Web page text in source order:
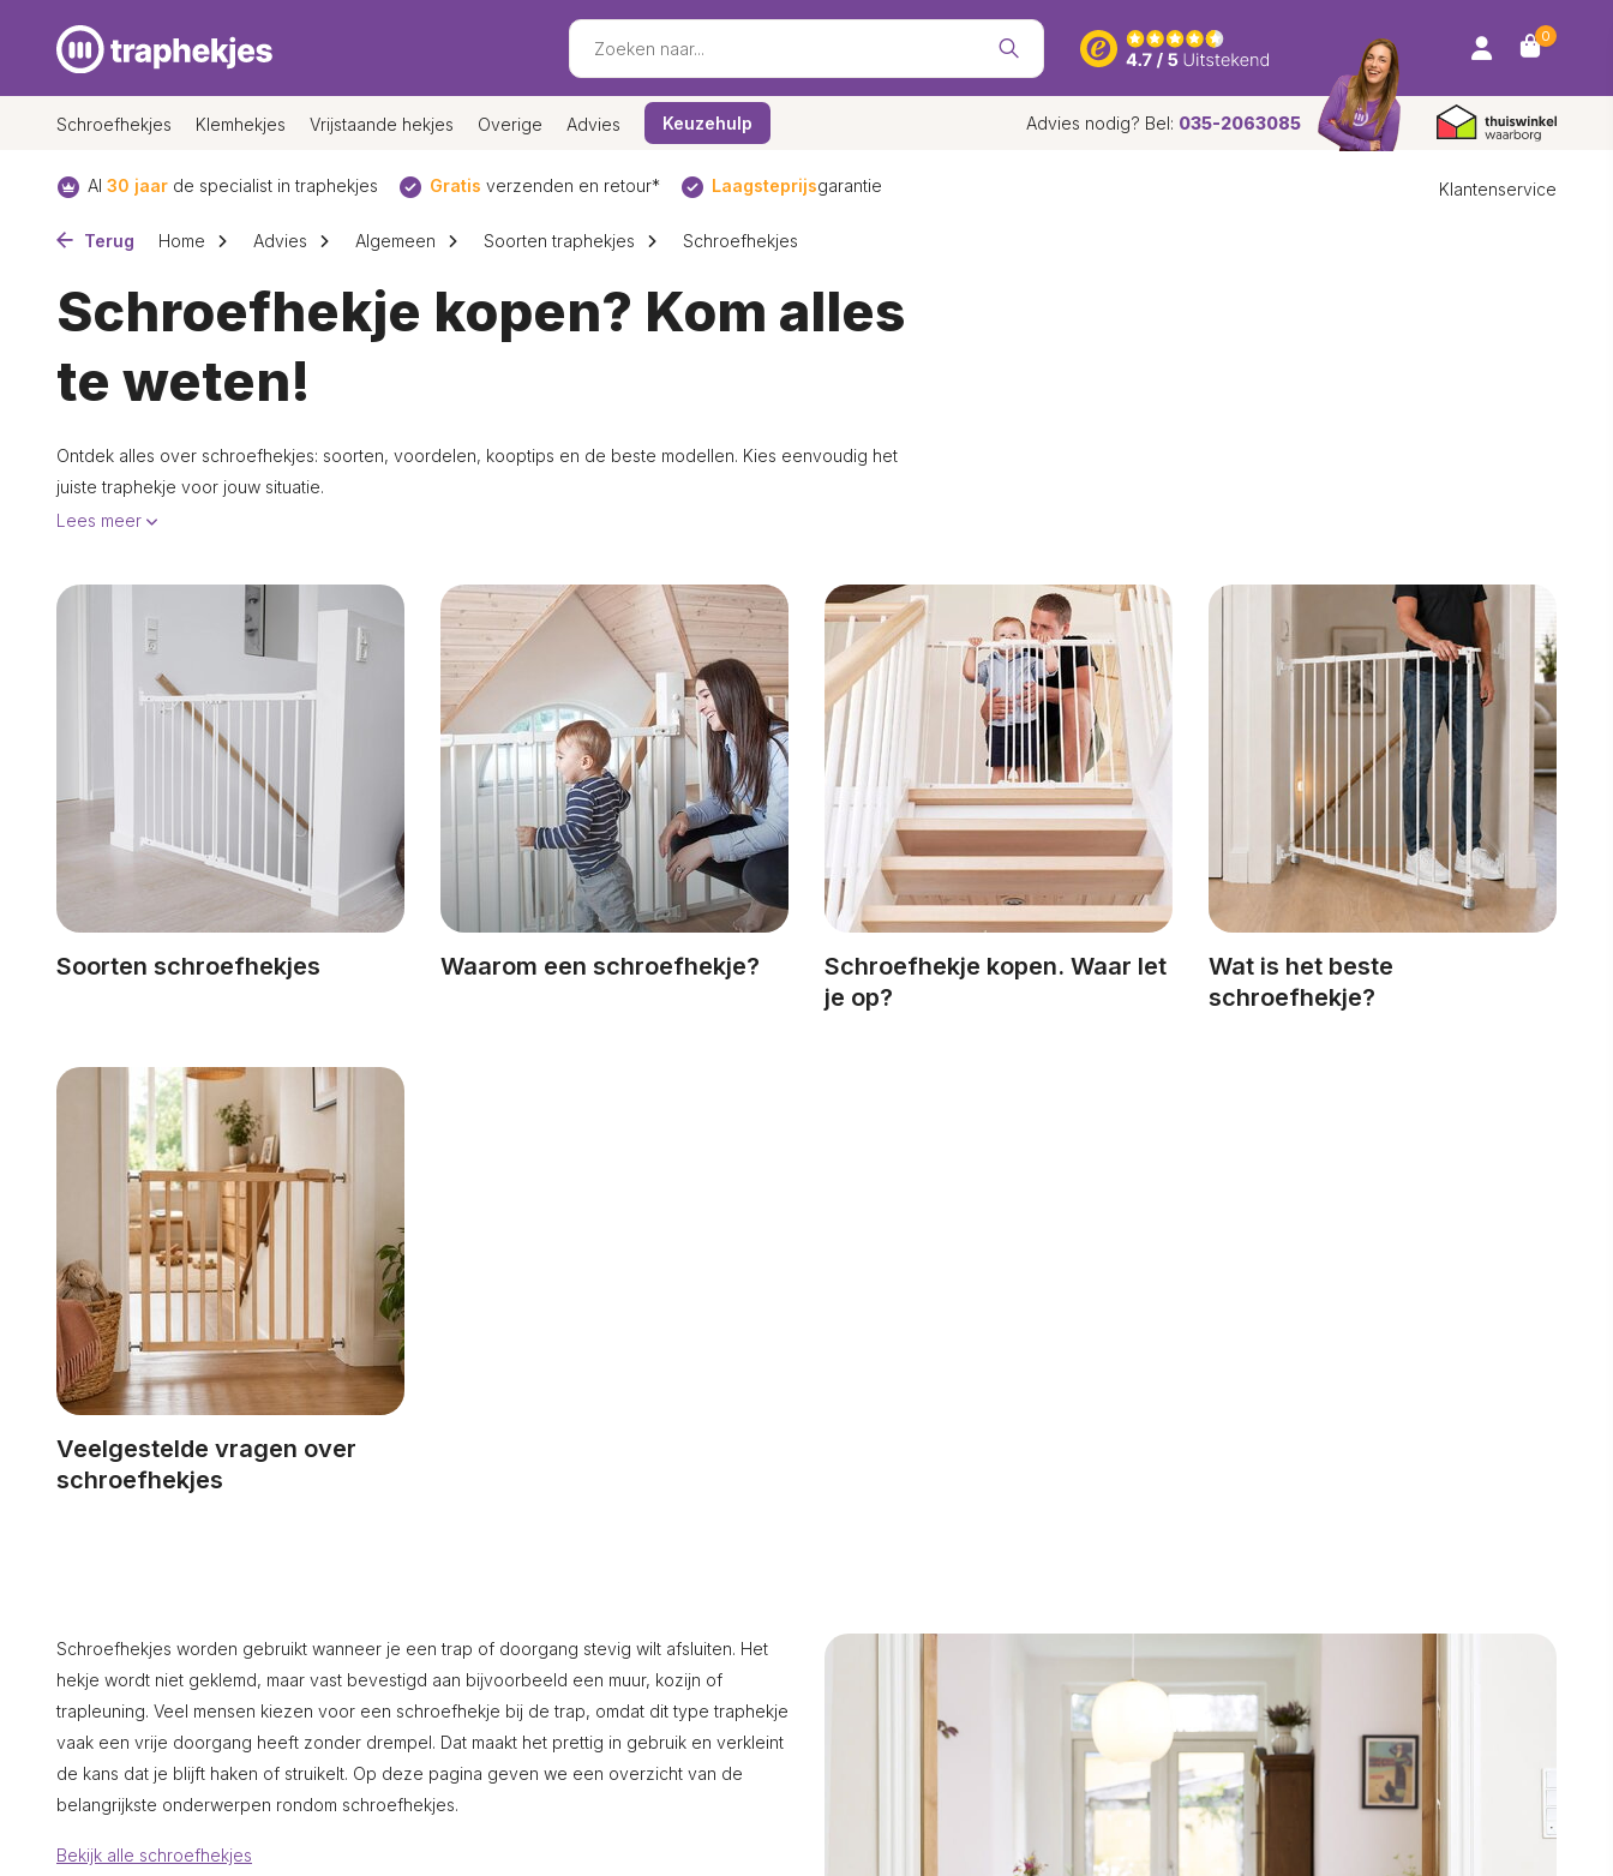
0
Schroefhekjes Klemhekjes Vrijstaande hekjes Overige Advies Keuzehulp Advies nodig? Bel: 035-2063085
Al 30 jaar de specialist in traphekjes Gratis verzenden en retour* Laagsteprijsgarantie Klantenservice
Terug Home Advies Algemeen Soorten traphekjes Schroefhekjes
Schroefhekje kopen? Kom alles
te weten!
Ontdek alles over schroefhekjes: soorten, voordelen, kooptips en de beste modellen. Kies eenvoudig het
juiste traphekje voor jouw situatie.
Lees meer
Soorten schroefhekjes Waarom een schroefhekje?
Schroefhekje kopen. Waar let
je op?
Wat is het beste
schroefhekje?
Veelgestelde vragen over
schroefhekjes
Schroefhekjes worden gebruikt wanneer je een trap of doorgang stevig wilt afsluiten. Het
hekje wordt niet geklemd, maar vast bevestigd aan bijvoorbeeld een muur, kozijn of
trapleuning. Veel mensen kiezen voor een schroefhekje bij de trap, omdat dit type traphekje
vaak een vrije doorgang heeft zonder drempel. Dat maakt het prettig in gebruik en verkleint
de kans dat je blijft haken of struikelt. Op deze pagina geven we een overzicht van de
belangrijkste onderwerpen rondom schroefhekjes.
Bekijk alle schroefhekjes